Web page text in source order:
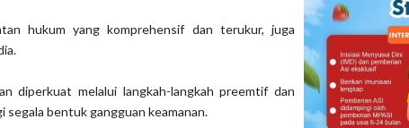
hukum yang komprehensif dan terukur, juga
diperkuat melalui langkah-langkah preemtif dan
bentuk gangguan keamanan.